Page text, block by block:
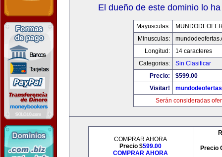
El dueño de este dominio lo
Mayusculas:
Minusculas:
Longitud:
14 caracteres
Categorias:
Sin Clasificar
Precio:
$599.00
Visitar!
Serán consideradas
COMPRAR AHORA
Precio $599.00
COMPRAR AHORA
Precio